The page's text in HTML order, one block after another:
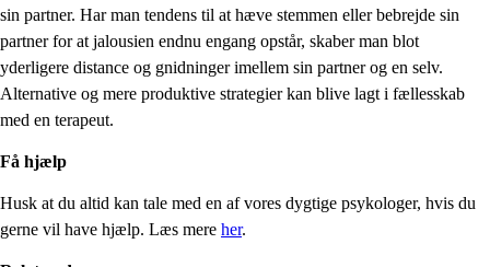
sin partner. Har man tendens til at hæve stemmen eller bebrejde sin
partner for at jalousien endnu engang opstår, skaber man blot
yderligere distance og gnidninger imellem sin partner og en selv.
Alternative og mere produktive strategier kan blive lagt i fællesskab
med en terapeut.
Få hjælp
Husk at du altid kan tale med en af vores dygtige psykologer, hvis du
gerne vil have hjælp. Læs mere her.